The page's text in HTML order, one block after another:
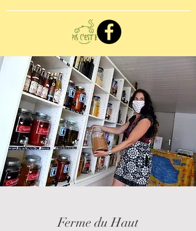
Ferme du Haut